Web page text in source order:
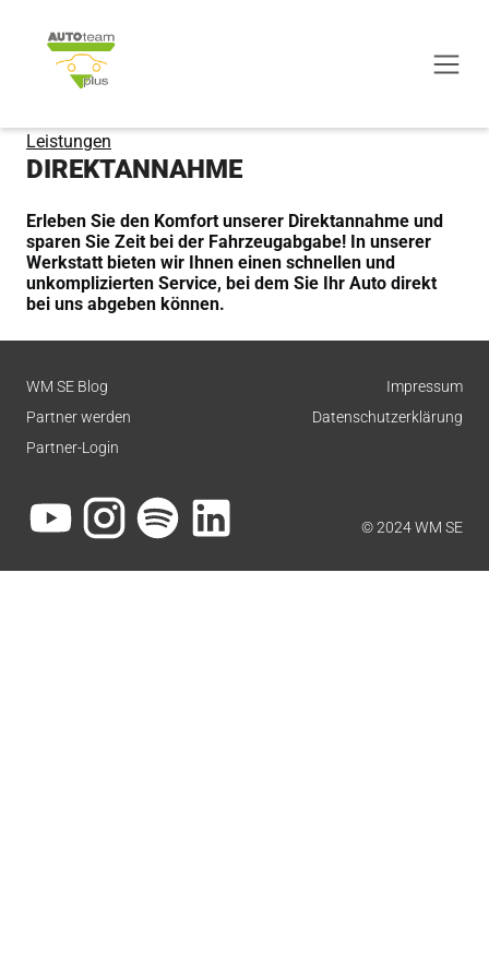
Leistungen
DIREKTANNAHME
Erleben Sie den Komfort unserer Direktannahme und
sparen Sie Zeit bei der Fahrzeugabgabe! In unserer
Werkstatt bieten wir Ihnen einen schnellen und
unkomplizierten Service, bei dem Sie Ihr Auto direkt
bei uns abgeben können.
WM SE Blog
Partner werden
Partner-Login
Impressum
Datenschutzerklärung
© 2024 WM SE